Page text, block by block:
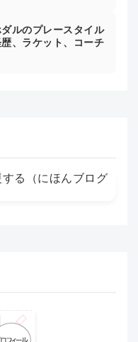
ルのプレースタイル
、ラケット、コーチ